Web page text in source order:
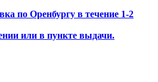
по Оренбургу в течение 1-2
или в пункте выдачи.